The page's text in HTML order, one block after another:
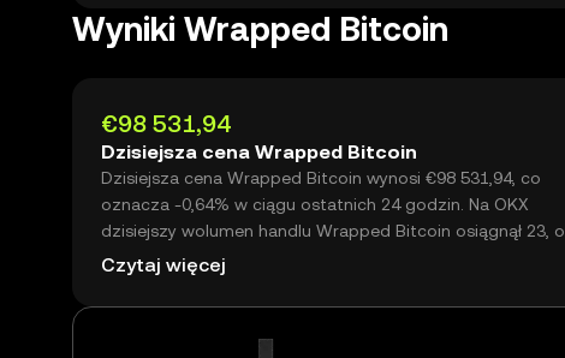
Wyniki Wrapped Bitcoin
€98 531,94
Dzisiejsza cena Wrapped Bitcoin
Dzisiejsza cena Wrapped Bitcoin wynosi €98 531,94, co
oznacza -0,64% w ciągu ostatnich 24 godzin. Na OKX
dzisiejszy wolumen handlu Wrapped Bitcoin osiągnął 23, o
wartości ponad €2,22 mln.
Czytaj więcej